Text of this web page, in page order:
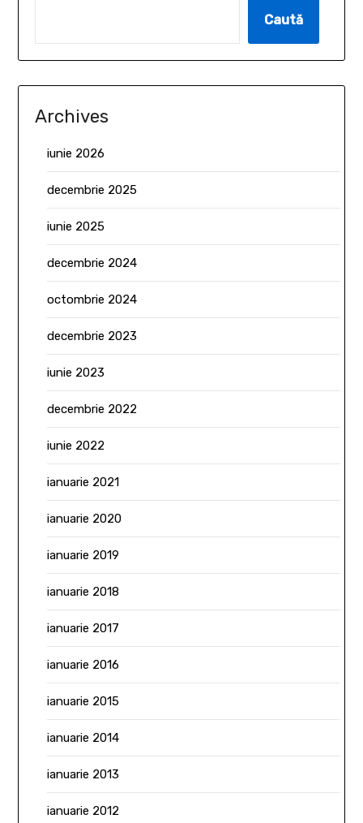
Caută
Archives
iunie 2026
decembrie 2025
iunie 2025
decembrie 2024
octombrie 2024
decembrie 2023
iunie 2023
decembrie 2022
iunie 2022
ianuarie 2021
ianuarie 2020
ianuarie 2019
ianuarie 2018
ianuarie 2017
ianuarie 2016
ianuarie 2015
ianuarie 2014
ianuarie 2013
ianuarie 2012